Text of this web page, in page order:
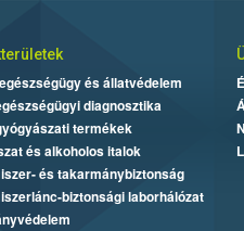
és állatvédelem
diagnosztika
termékek
és alkoholos italok
és takarmánybiztonság
biztonsági laborhálózat